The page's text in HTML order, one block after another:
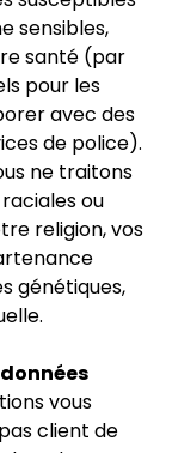
sensibles,
santé (par
pour les
avec des
de police).
ne traitons
ou
religion, vos
génétiques,
vous
client de